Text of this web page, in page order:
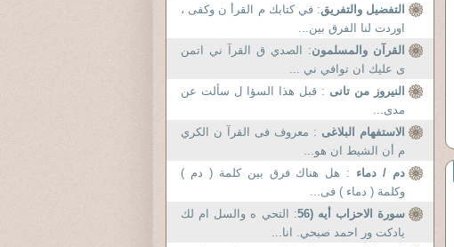
التفضيل والتفريق: في كتابك م القرأ ن وكفى ،
اوردت لنا الفرق بين...
القرآن والمسلمون: الصدي ق القرآ ني اتمن
ى عليك ان توافي ني ...
النيروز من تانى : قبل هذا السؤا ل سألت عن
مدى...
الاستفهام البلاغى : معروف فى القرآ ن الكري
م أن الشيط ان هو...
دم / دماء : هل هناك فرق بين كلمة ( دم )
وكلمة ( دماء ) فى...
سورة الاحزاب أيه (56
: التحي ه والسل ام لك
يادكت ور احمد صبحي. انا...